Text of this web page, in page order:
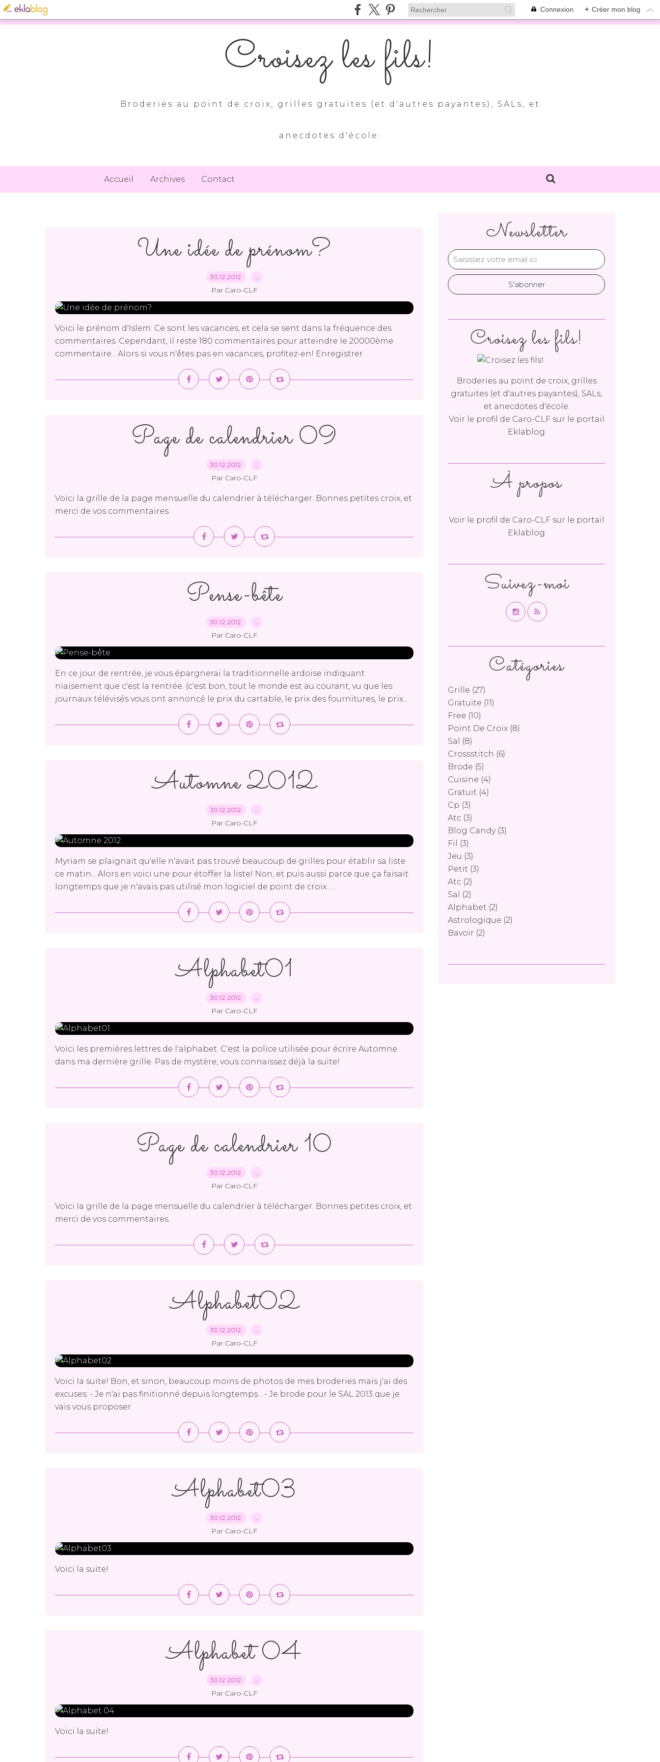
Connexion + Créer mon blog
Croisez les fils!
Broderies au point de croix, grilles gratuites (et d'autres payantes), SALs, et
anecdotes d'école.
Accueil Archives Contact
Une idée de prénom?
30.12.2012 …
Par Caro-CLF
Voici le prénom d'Islem: Ce sont les vacances, et cela se sent dans la fréquence des
commentaires. Cependant, il reste 180 commentaires pour atteindre le 20000ème
commentaire... Alors si vous n'êtes pas en vacances, profitez-en! Enregistrer
Page de calendrier 09
30.12.2012 …
Par Caro-CLF
Voici la grille de la page mensuelle du calendrier à télécharger. Bonnes petites croix, et
merci de vos commentaires.
Pense-bête
30.12.2012 …
Par Caro-CLF
En ce jour de rentrée, je vous épargnerai la traditionnelle ardoise indiquant
niaisement que c'est la rentrée. (c'est bon, tout le monde est au courant, vu que les
journaux télévisés vous ont annoncé le prix du cartable, le prix des fournitures, le prix...
Automne 2012
30.12.2012 …
Par Caro-CLF
Myriam se plaignait qu'elle n'avait pas trouvé beaucoup de grilles pour établir sa liste
ce matin... Alors en voici une pour étoffer la liste! Non, et puis aussi parce que ça faisait
longtemps que je n'avais pas utilisé mon logiciel de point de croix......
Alphabet01
30.12.2012 …
Par Caro-CLF
Voici les premières lettres de l'alphabet. C'est la police utilisée pour écrire Automne
dans ma dernière grille. Pas de mystère, vous connaissez déjà la suite!
Page de calendrier 10
30.12.2012 …
Par Caro-CLF
Voici la grille de la page mensuelle du calendrier à télécharger. Bonnes petites croix, et
merci de vos commentaires.
Alphabet02
30.12.2012 …
Par Caro-CLF
Voici la suite! Bon, et sinon, beaucoup moins de photos de mes broderies mais j'ai des
excuses: - Je n'ai pas finitionné depuis longtemps... - Je brode pour le SAL 2013 que je
vais vous proposer.
Alphabet03
30.12.2012 …
Par Caro-CLF
Voici la suite!
Alphabet 04
30.12.2012 …
Par Caro-CLF
Voici la suite!
Newsletter
Catégories
Grille (27)
Gratuite (11)
Free (10)
Point De Croix (8)
Sal
(8)
Crossstitch (6)
Brode (5)
Cuisine (4)
Gratuit (4)
Cp (3)
Atc (3)
Blog Candy(3)
Fil
(3)
Jeu (3)
Petit (3)
Atc (2)
Sal
(2)
Alphabet (2)
Astrologique (2)
Bavoir (2)
Croisez les fils!
Broderies au point de croix, grilles
gratuites (et d'autres payantes), SALs,
et anecdotes d'école.
Voir le profil de Caro-CLFsur le portail
Eklablog
Suivez-moi
À propos
Voir le profil de Caro-CLFsur le portail
Eklablog